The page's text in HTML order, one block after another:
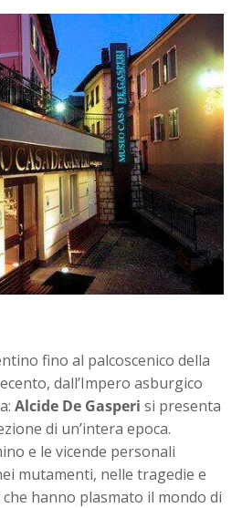
fino al palcoscenico della
dall’Impero asburgico
Alcide De Gasperi si presenta
di un’intera epoca.
e le vicende personali
mutamenti, nelle tragedie e
hanno plasmato il mondo di